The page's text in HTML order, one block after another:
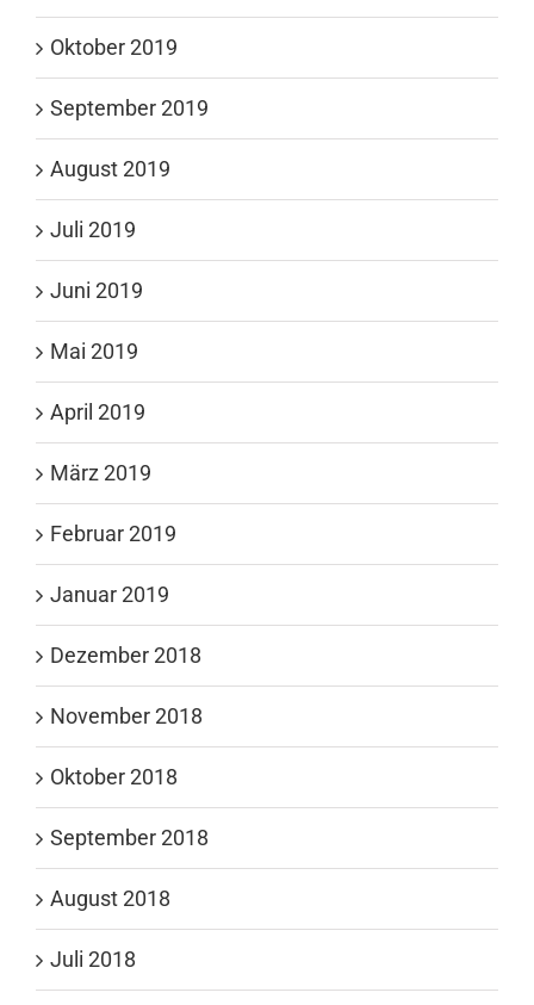
Oktober 2019
September 2019
August 2019
Juli 2019
Juni 2019
Mai 2019
April 2019
März 2019
Februar 2019
Januar 2019
Dezember 2018
November 2018
Oktober 2018
September 2018
August 2018
Juli 2018